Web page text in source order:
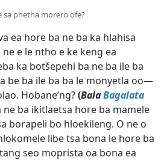
sa phetha morero ofe?
ea hore ba ne ba ka hlahisa
ne e le ntho e ke keng ea
ka botšepehi ba ne ba ile ba
be ba ile ba ba le monyetla oo—
Hobane’ng?(BalaBagalata
ne ba ikitlaetsa hore ba mamele
borapeli bo hloekileng. O ne o
libe tsa bona le hore ba
seo moprista oa bona ea